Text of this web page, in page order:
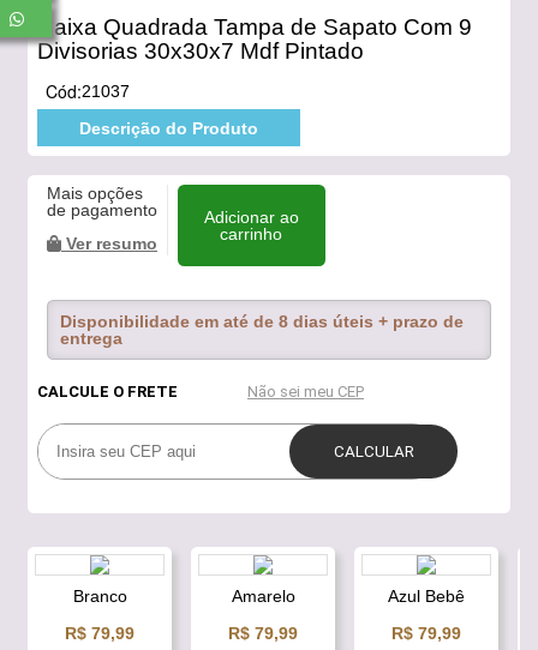
Caixa Quadrada Tampa de Sapato Com 9
Divisorias 30x30x7 Mdf Pintado
Cód:21037
Descrição do Produto
Mais opções
de pagamento
Ver resumo
Adicionar ao
carrinho
Disponibilidade em até de 8 dias úteis + prazo de
entrega
Branco
R$ 79,99
Amarelo
R$ 79,99
Azul Bebê
R$ 79,99